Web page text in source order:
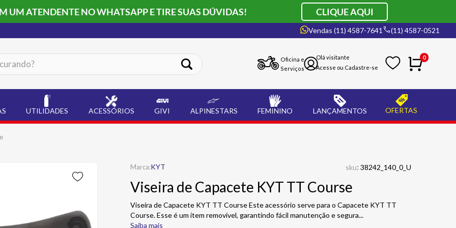
UM ATENDENTE NO WHATSAPP E TIRE SUAS DÚVIDAS! CLIQUE AQUI
Vendas (11) 4587-7641 (11) 4587-0521
Oficina e
Serviços
0
UTILIDADES ACESSÓRIOS GIVI ALPINESTARS FEMININO LANÇAMENTOS OFERTAS
KYT sku: 38242_140_0_U
Viseira de Capacete KYT TT Course
Viseira de Capacete KYT TT Course Este acessório serve para o Capacete KYT TT
Course. Esse é um item removível, garantindo fácil manutenção e segura...
Saiba mais